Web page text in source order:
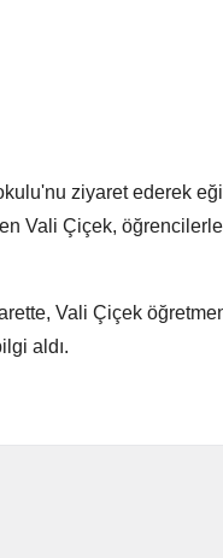
ziyaret ederek
Vali Çiçek, öğrencilerle
Vali Çiçek
aldı.